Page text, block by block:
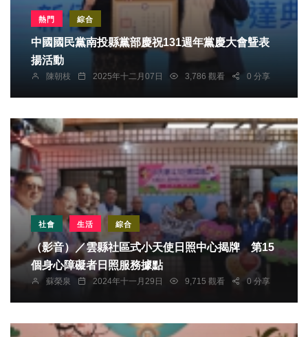
熱門 綜合
中國國民黨南投縣黨部慶祝131週年黨慶大會曁表
揚活動
陳朝枝 2025年十二月07日 3,786 觀看 0 分享
社會 生活 綜合
（影音）／雲縣社區式小天使日照中心揭牌 第15
個身心障礙者日照服務據點
蘇榮泉 2024年十一月29日 9,715 觀看 0 分享